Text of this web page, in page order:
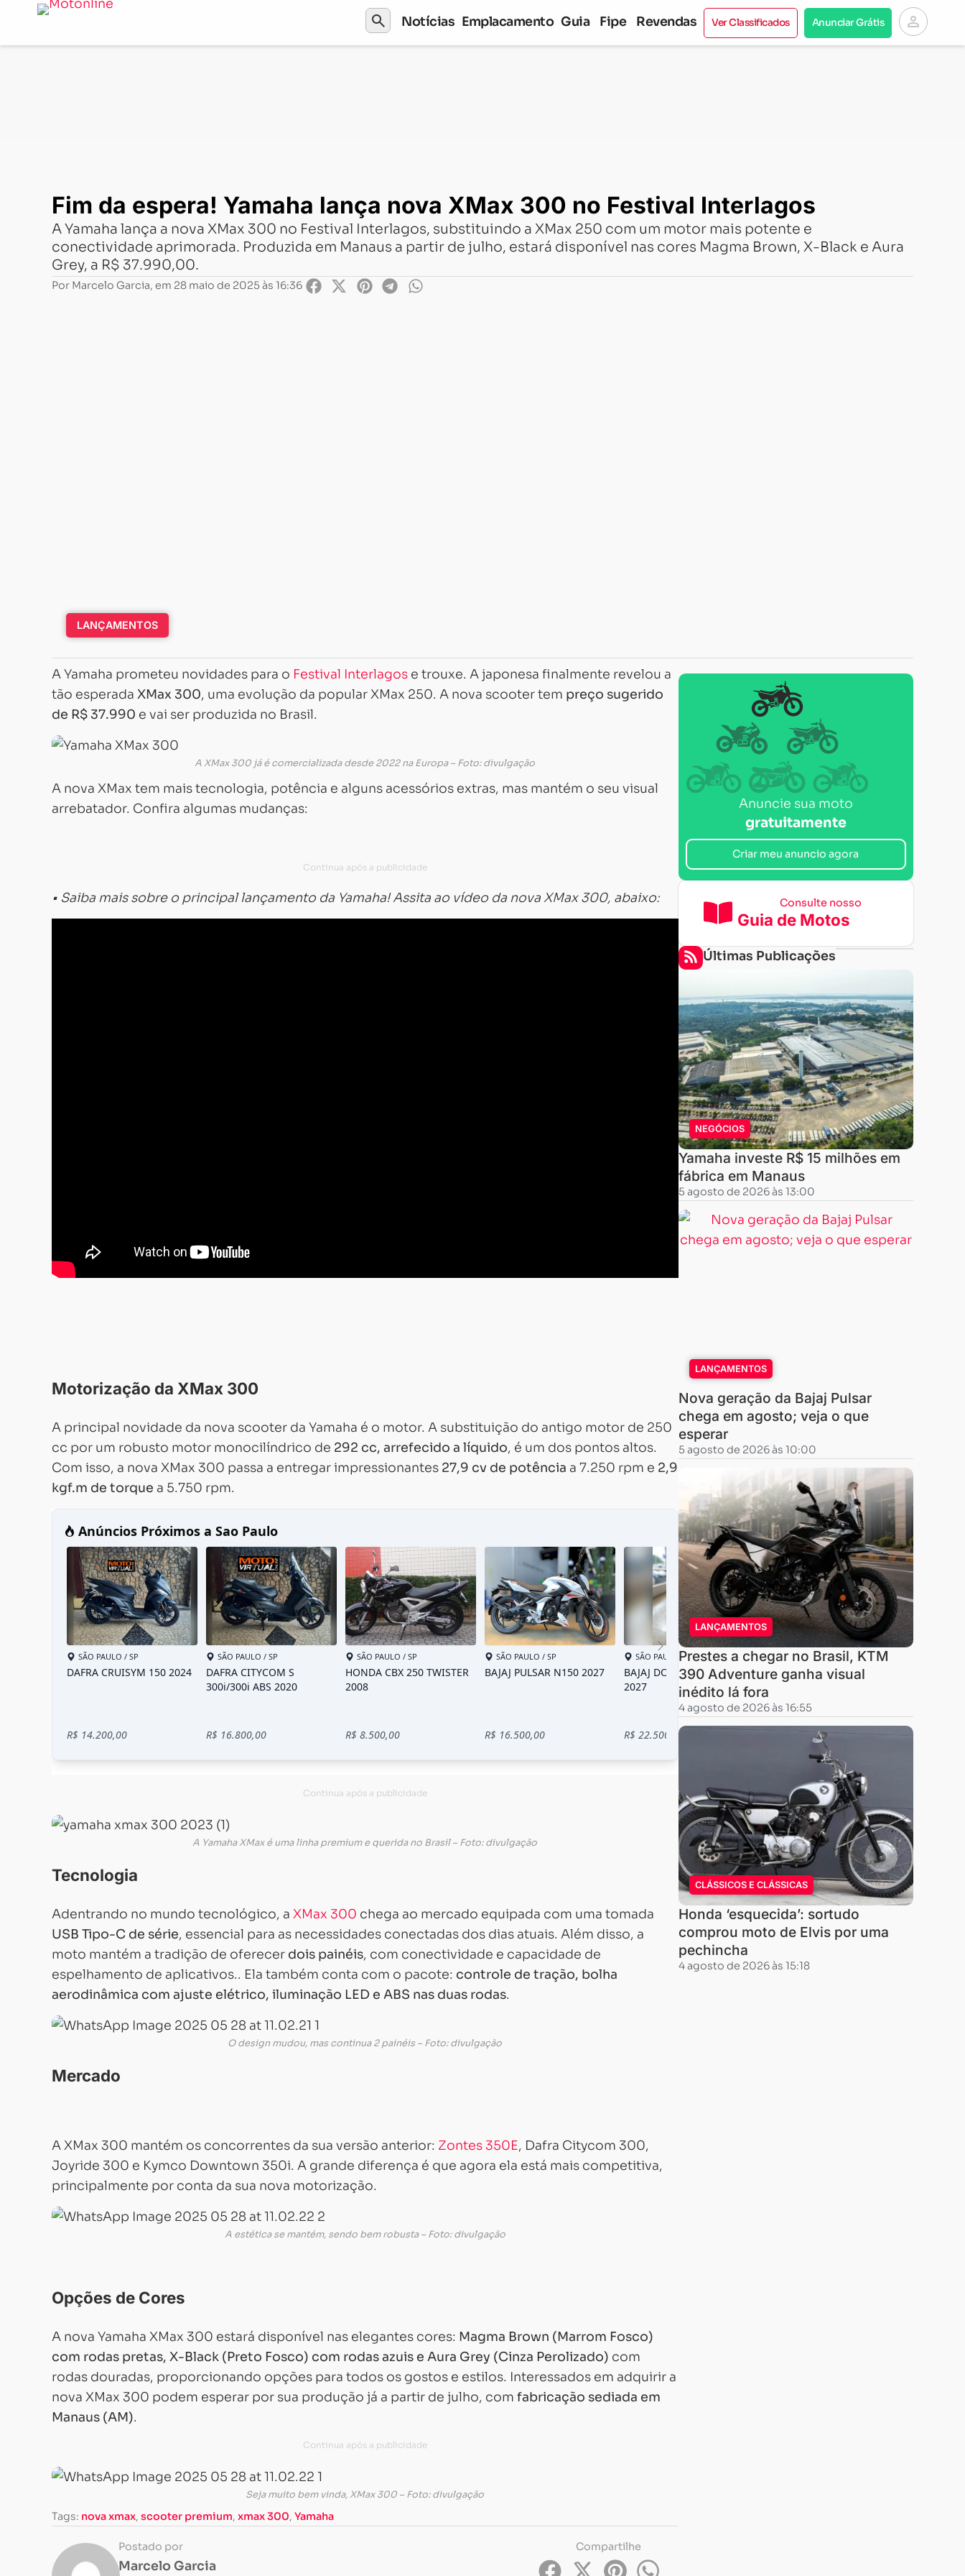
search Notícias Emplacamento Guia Fipe Revendas Ver Classificados Anunciar Grátis person
Fim da espera! Yamaha lança nova XMax 300 no Festival Interlagos
Fim da espera! Yamaha lança nova XMax 300 no Festival Interlagos
A Yamaha lança a nova XMax 300 no Festival Interlagos, substituindo a XMax 250 com um motor mais potente e
conectividade aprimorada. Produzida em Manaus a partir de julho, estará disponível nas cores Magma Brown, X-Black e Aura
Grey, a R$ 37.990,00.
Por Marcelo Garcia, em 28 maio de 2025 às 16:36
LANÇAMENTOS
A Yamaha prometeu novidades para o Festival Interlagos e trouxe. A japonesa finalmente revelou a
tão esperada XMax 300, uma evolução da popular XMax 250. A nova scooter tem preço sugerido
de R$ 37.990 e vai ser produzida no Brasil.
A XMax 300 já é comercializada desde 2022 na Europa – Foto: divulgação
A nova XMax tem mais tecnologia, potência e alguns acessórios extras, mas mantém o seu visual
arrebatador. Confira algumas mudanças:
• Saiba mais sobre o principal lançamento da Yamaha! Assita ao vídeo da nova XMax 300, abaixo:
Motorização da XMax 300
A principal novidade da nova scooter da Yamaha é o motor. A substituição do antigo motor de 250
cc por um robusto motor monocilíndrico de 292 cc, arrefecido a líquido, é um dos pontos altos.
Com isso, a nova XMax 300 passa a entregar impressionantes 27,9 cv de potência a 7.250 rpm e 2,9
kgf.m de torque a 5.750 rpm.
A Yamaha XMax é uma linha premium e querida no Brasil – Foto: divulgação
Tecnologia
Adentrando no mundo tecnológico, a XMax 300 chega ao mercado equipada com uma tomada
USB Tipo-C de série, essencial para as necessidades conectadas dos dias atuais. Além disso, a
moto mantém a tradição de oferecer dois painéis, com conectividade e capacidade de
espelhamento de aplicativos.. Ela também conta com o pacote: controle de tração, bolha
aerodinâmica com ajuste elétrico, iluminação LED e ABS nas duas rodas.
O design mudou, mas continua 2 painéis – Foto: divulgação
Mercado
A XMax 300 mantém os concorrentes da sua versão anterior: Zontes 350E, Dafra Citycom 300,
Joyride 300 e Kymco Downtown 350i. A grande diferença é que agora ela está mais competitiva,
principalmente por conta da sua nova motorização.
A estética se mantém, sendo bem robusta – Foto: divulgação
Opções de Cores
A nova Yamaha XMax 300 estará disponível nas elegantes cores: Magma Brown (Marrom Fosco)
com rodas pretas, X-Black (Preto Fosco) com rodas azuis e Aura Grey (Cinza Perolizado) com
rodas douradas, proporcionando opções para todos os gostos e estilos. Interessados em adquirir a
nova XMax 300 podem esperar por sua produção já a partir de julho, com fabricação sediada em
Manaus (AM).
Seja muito bem vinda, XMax 300 – Foto: divulgação
Tags: nova xmax, scooter premium, xmax 300, Yamaha
Postado por
Marcelo Garcia
Compartilhe
Anuncie sua moto
gratuitamente
Criar meu anuncio agora
Consulte nosso
Guia de Motos
Últimas Publicações
NEGÓCIOS
Yamaha investe R$ 15 milhões em
fábrica em Manaus
5 agosto de 2026 às 13:00
LANÇAMENTOS
Nova geração da Bajaj Pulsar
chega em agosto; veja o que
esperar
5 agosto de 2026 às 10:00
LANÇAMENTOS
Prestes a chegar no Brasil, KTM
390 Adventure ganha visual
inédito lá fora
4 agosto de 2026 às 16:55
CLÁSSICOS E CLÁSSICAS
Honda ‘esquecida’: sortudo
comprou moto de Elvis por uma
pechincha
4 agosto de 2026 às 15:18
Carregando...
Carregando...